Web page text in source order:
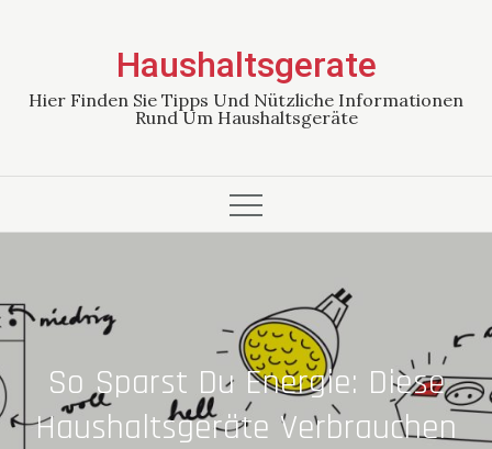
Haushaltsgerate
Hier Finden Sie Tipps Und Nützliche Informationen
Rund Um Haushaltsgeräte
So Sparst Du Energie: Diese
Haushaltsgeräte Verbrauchen